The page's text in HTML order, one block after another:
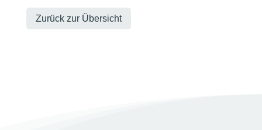
Zurück zur Übersicht